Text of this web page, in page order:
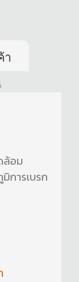
า
ล้อม
การเบรก